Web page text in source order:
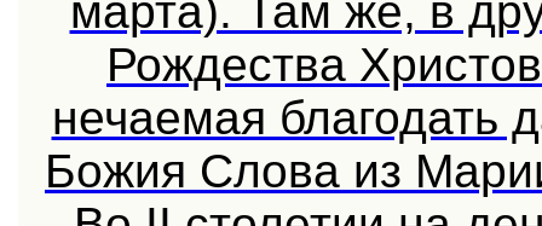
марта). Там же, в
Рождества
нечаемая благодать
Божия Слова из